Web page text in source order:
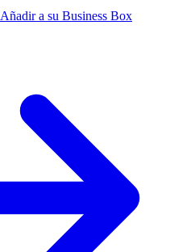
Añadir a su Business Box